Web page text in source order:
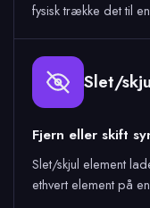
fysisk trække det til
Slet/
Fjern eller skift
Slet/skjul element
ethvert element på